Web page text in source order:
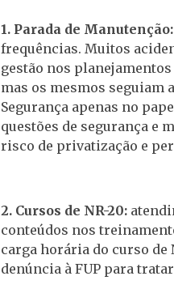
1. Parada de Manutenção:
frequências. Muitos
gestão nos
mas os mesmos seguiam
Segurança apenas no
questões de segurança e
risco de privatização e
2. Cursos de NR-20:
conteúdos nos
carga horária do curso de
denúncia à FUP para